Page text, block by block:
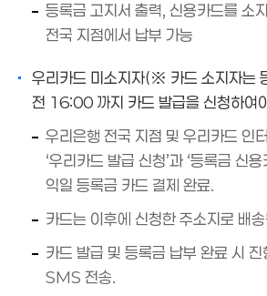
등록금 고지서 출력, 신용카드를 소
전국 지점에서 납부 가능
우리카드 미소지자(※ 카드 소지자는
전 16:00 까지 카드 발급을 신청하여
우리은행 전국 지점 및 우리카드 인
‘우리카드 발급 신청’과 ‘등록금 신
익일 등록금 카드 결제 완료.
카드는 이후에 신청한 주소지로 배
카드 발급 및 등록금 납부 완료 시 진
SMS 전송.